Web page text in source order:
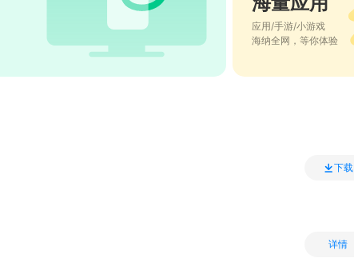
应用/手游/小游戏
海纳全网，等你体验
下载
详情